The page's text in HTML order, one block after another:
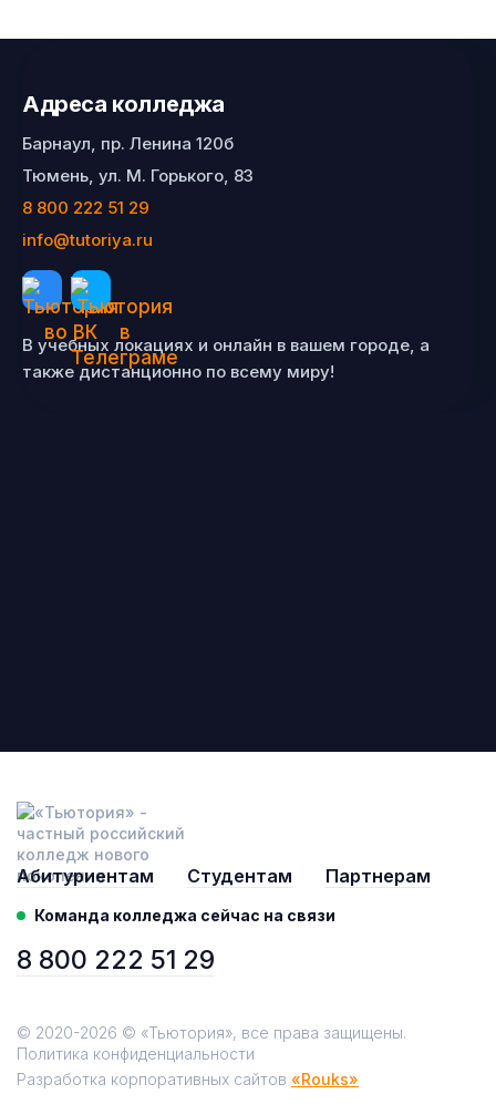
Адреса колледжа
Барнаул, пр. Ленина 120б
Тюмень, ул. М. Горького, 83
8 800 222 51 29
info@tutoriya.ru
В учебных локациях и онлайн в вашем городе, а
также дистанционно по всему миру!
Абитуриентам Студентам Партнерам
Команда колледжа сейчас на связи
8 800 222 51 29
© 2020-2026 © «Тьютория», все права защищены.
Политика конфиденциальности
Разработка корпоративных сайтов «Rouks»